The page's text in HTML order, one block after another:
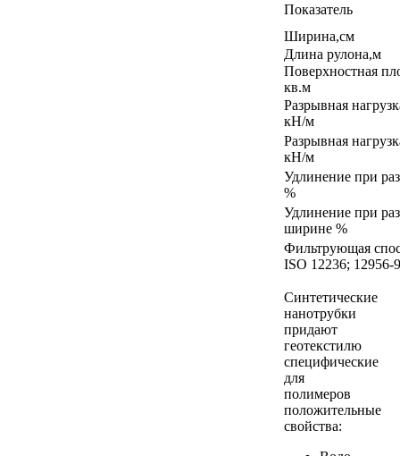
Показатель
Ширина,см
Длина рулона,м
Поверхностная
кв.м
Разрывная
кН/м
Разрывная
кН/м
Удлинение при
%
Удлинение при
ширине %
Фильтрующая
ISO 12236; 12956-
Синтетические
нанотрубки
придают
геотекстилю
специфические
для
полимеров
положительные
свойства: